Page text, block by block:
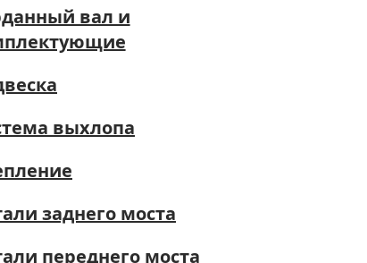
вал и
выхлопа
заднего моста
переднего моста